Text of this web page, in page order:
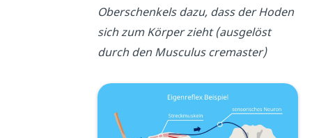
Oberschenkels dazu, dass der Hoden
sich zum Körper zieht (ausgelöst
durch den Musculus cremaster)